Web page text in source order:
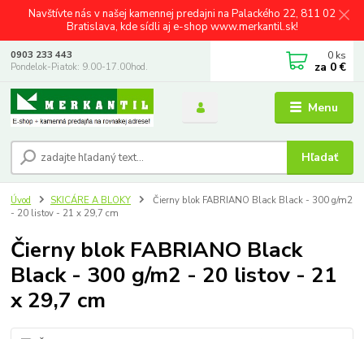
Navštívte nás v našej kamennej predajni na Palackého 22, 811 02
Bratislava, kde sídli aj e-shop www.merkantil.sk!
Menu
Hľadať
0903 233 443
Pondelok-Piatok: 9.00-17.00hod.
0 ks
za 0 €
Úvod SKICÁRE A BLOKY
Čierny blok FABRIANO Black Black - 300 g/m2
- 20 listov - 21 x 29,7 cm
Čierny blok FABRIANO Black
Black - 300 g/m2 - 20 listov - 21
x 29,7 cm